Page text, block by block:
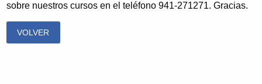
sobre nuestros cursos en el teléfono 941-271271. Gracias.
VOLVER